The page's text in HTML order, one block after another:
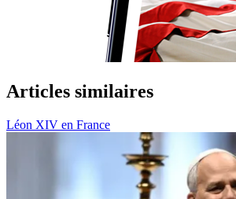
Articles similaires
Léon XIV en France